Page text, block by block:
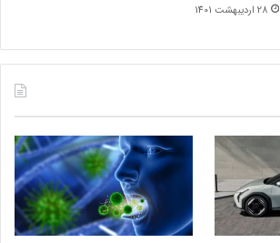
28 اردیبهشت 1401